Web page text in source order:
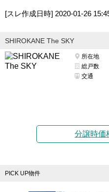
[スレ作成日時] 2020-01-26
SHIROKANE The SKY
所在地
総戸数
交通
分譲時価
PICK UP物件